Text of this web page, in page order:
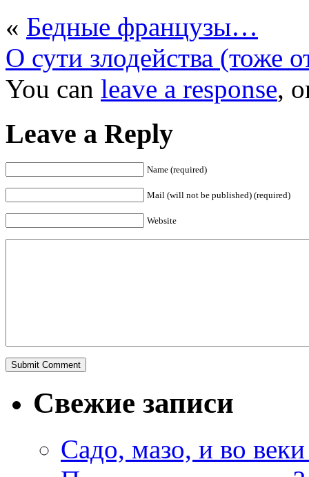
« Бедные французы…
О сути злодейства (тоже
You can leave a response,
Leave a Reply
Name (required)
Mail (will not be published) (required)
Website
Свежие записи
Садо, мазо, и во веки